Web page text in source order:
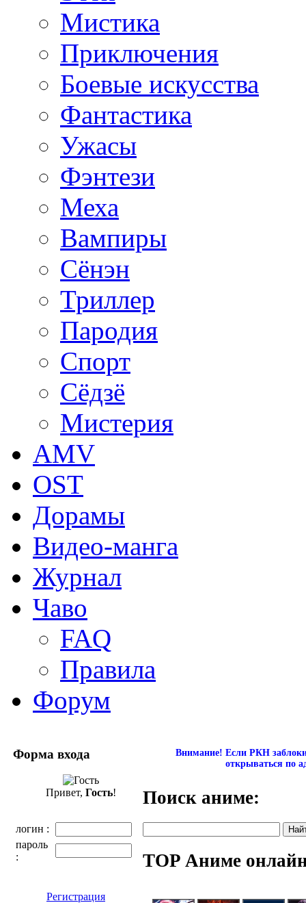
Мистика
Приключения
Боевые искусства
Фантастика
Ужасы
Фэнтези
Меха
Вампиры
Сёнэн
Триллер
Пародия
Спорт
Сёдзё
Мистерия
AMV
OST
Дорамы
Видео-манга
Журнал
Чаво
FAQ
Правила
Форум
Форма входа
Привет, Гость!
логин :
пароль
:
Регистрация
Внимание! Если РКН
открываться по
Поиск аниме:
TOP Аниме